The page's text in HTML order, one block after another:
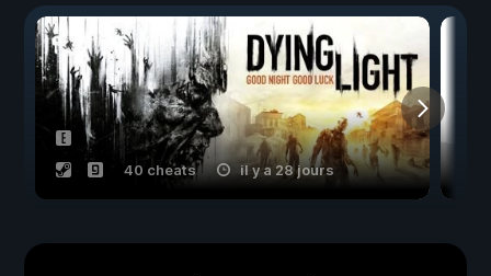
40 cheats il y a 28 jours